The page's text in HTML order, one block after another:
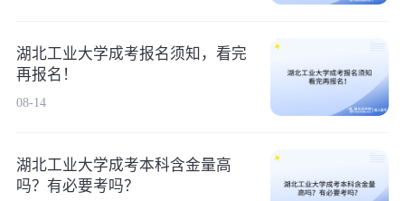
湖北工业大学成考报名须知，看完
再报名！
08-14
湖北工业大学成考本科含金量高
吗？有必要考吗？